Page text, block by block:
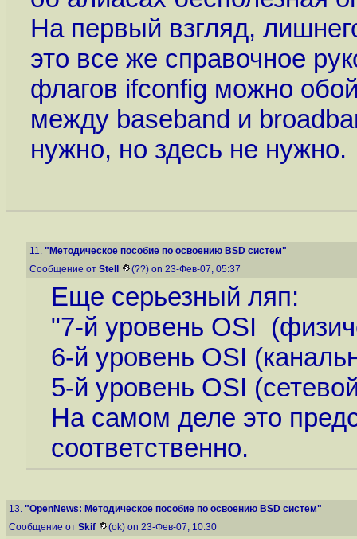
На первый взгляд,
это все же справочное
флагов ifconfig можно
между baseband и
нужно, но здесь не нужно.
11. "Методическое пособие по освоению BSD систем"
Сообщение от Stell (??) on 23-Фев-07, 05:37
Еще серьезный ляп:
"7-й уровень OSI
6-й уровень OSI
5-й уровень OSI
На самом деле это
соответственно.
13. "OpenNews: Методическое пособие по освоению BSD систем"
Сообщение от Skif (ok) on 23-Фев-07, 10:30